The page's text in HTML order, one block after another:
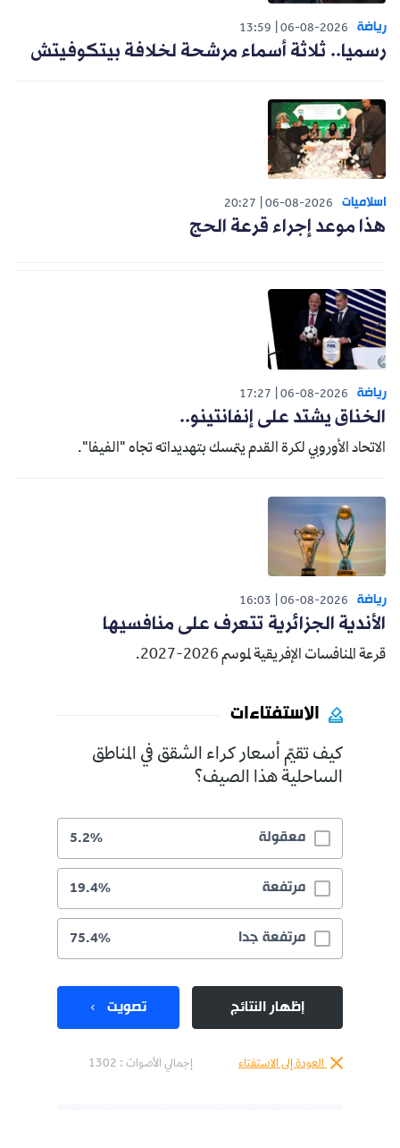
رياضة 06-08-2026
13:59
رسميا.. ثلاثة أسماء مرشحة لخلافة بيتكوفيتش
اسلاميات 06-08-2026
20:27
هذا موعد إجراء قرعة الحج
رياضة 06-08-2026
17:27
الخناق يشتد على إنفانتينو..
الاتحاد الأوروبي لكرة القدم يتمسك بتهديداته تجاه "الفيفا".
رياضة 06-08-2026
16:03
الأندية الجزائرية تتعرف على منافسيها
قرعة المنافسات الإفريقية لموسم 2026-2027.
الاستفتاءات
كيف تقيّم أسعار كراء الشقق في المناطق
الساحلية هذا الصيف؟
معقولة 5.2%
مرتفعة 19.4%
مرتفعة جدا 75.4%
إظهار النتائج تصويت
العودة إلى الاستفتاء إجمالي الأصوات : 1302